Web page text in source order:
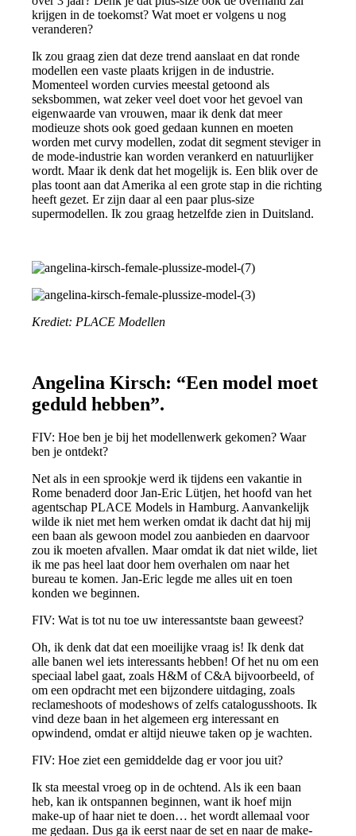
krijgen in de toekomst? Wat moet er volgens u nog
veranderen?
Ik zou graag zien dat deze trend aanslaat en dat ronde
modellen een vaste plaats krijgen in de industrie.
Momenteel worden curvies meestal getoond als
seksbommen, wat zeker veel doet voor het gevoel van
eigenwaarde van vrouwen, maar ik denk dat meer
modieuze shots ook goed gedaan kunnen en moeten
worden met curvy modellen, zodat dit segment steviger in
de mode-industrie kan worden verankerd en natuurlijker
wordt. Maar ik denk dat het mogelijk is. Een blik over de
plas toont aan dat Amerika al een grote stap in die richting
heeft gezet. Er zijn daar al een paar plus-size
supermodellen. Ik zou graag hetzelfde zien in Duitsland.
Krediet: PLACE Modellen
Angelina Kirsch: “Een model moet
geduld hebben”.
FIV: Hoe ben je bij het modellenwerk gekomen? Waar
ben je ontdekt?
Net als in een sprookje werd ik tijdens een vakantie in
Rome benaderd door Jan-Eric Lütjen, het hoofd van het
agentschap PLACE Models in Hamburg. Aanvankelijk
wilde ik niet met hem werken omdat ik dacht dat hij mij
een baan als gewoon model zou aanbieden en daarvoor
zou ik moeten afvallen. Maar omdat ik dat niet wilde, liet
ik me pas heel laat door hem overhalen om naar het
bureau te komen. Jan-Eric legde me alles uit en toen
konden we beginnen.
FIV: Wat is tot nu toe uw interessantste baan geweest?
Oh, ik denk dat dat een moeilijke vraag is! Ik denk dat
alle banen wel iets interessants hebben! Of het nu om een
speciaal label gaat, zoals H&M of C&A bijvoorbeeld, of
om een opdracht met een bijzondere uitdaging, zoals
reclameshoots of modeshows of zelfs catalogusshoots. Ik
vind deze baan in het algemeen erg interessant en
opwindend, omdat er altijd nieuwe taken op je wachten.
FIV: Hoe ziet een gemiddelde dag er voor jou uit?
Ik sta meestal vroeg op in de ochtend. Als ik een baan
heb, kan ik ontspannen beginnen, want ik hoef mijn
make-up of haar niet te doen… het wordt allemaal voor
me gedaan. Dus ga ik eerst naar de set en naar de make-